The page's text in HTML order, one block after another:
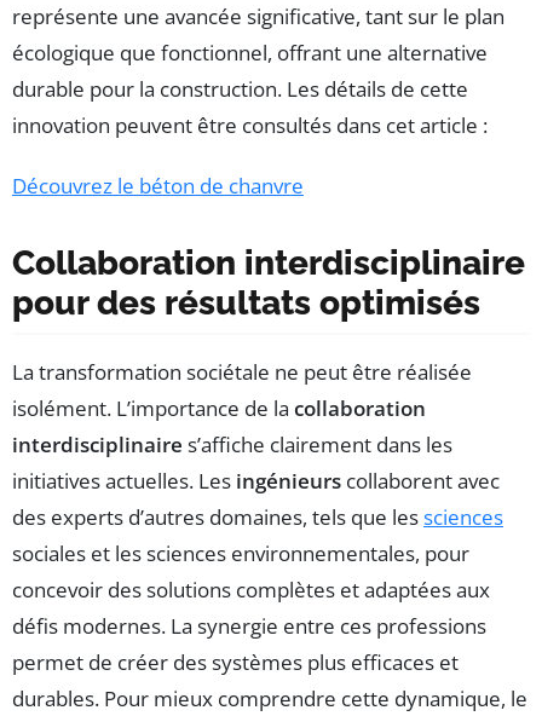
représente une avancée significative, tant sur le plan
écologique que fonctionnel, offrant une alternative
durable pour la construction. Les détails de cette
innovation peuvent être consultés dans cet article :
Découvrez le béton de chanvre
Collaboration interdisciplinaire
pour des résultats optimisés
La transformation sociétale ne peut être réalisée
isolément. L’importance de la collaboration
interdisciplinaire s’affiche clairement dans les
initiatives actuelles. Les ingénieurs collaborent avec
des experts d’autres domaines, tels que lessciences
sociales et les sciences environnementales, pour
concevoir des solutions complètes et adaptées aux
défis modernes. La synergie entre ces professions
permet de créer des systèmes plus efficaces et
durables. Pour mieux comprendre cette dynamique, le